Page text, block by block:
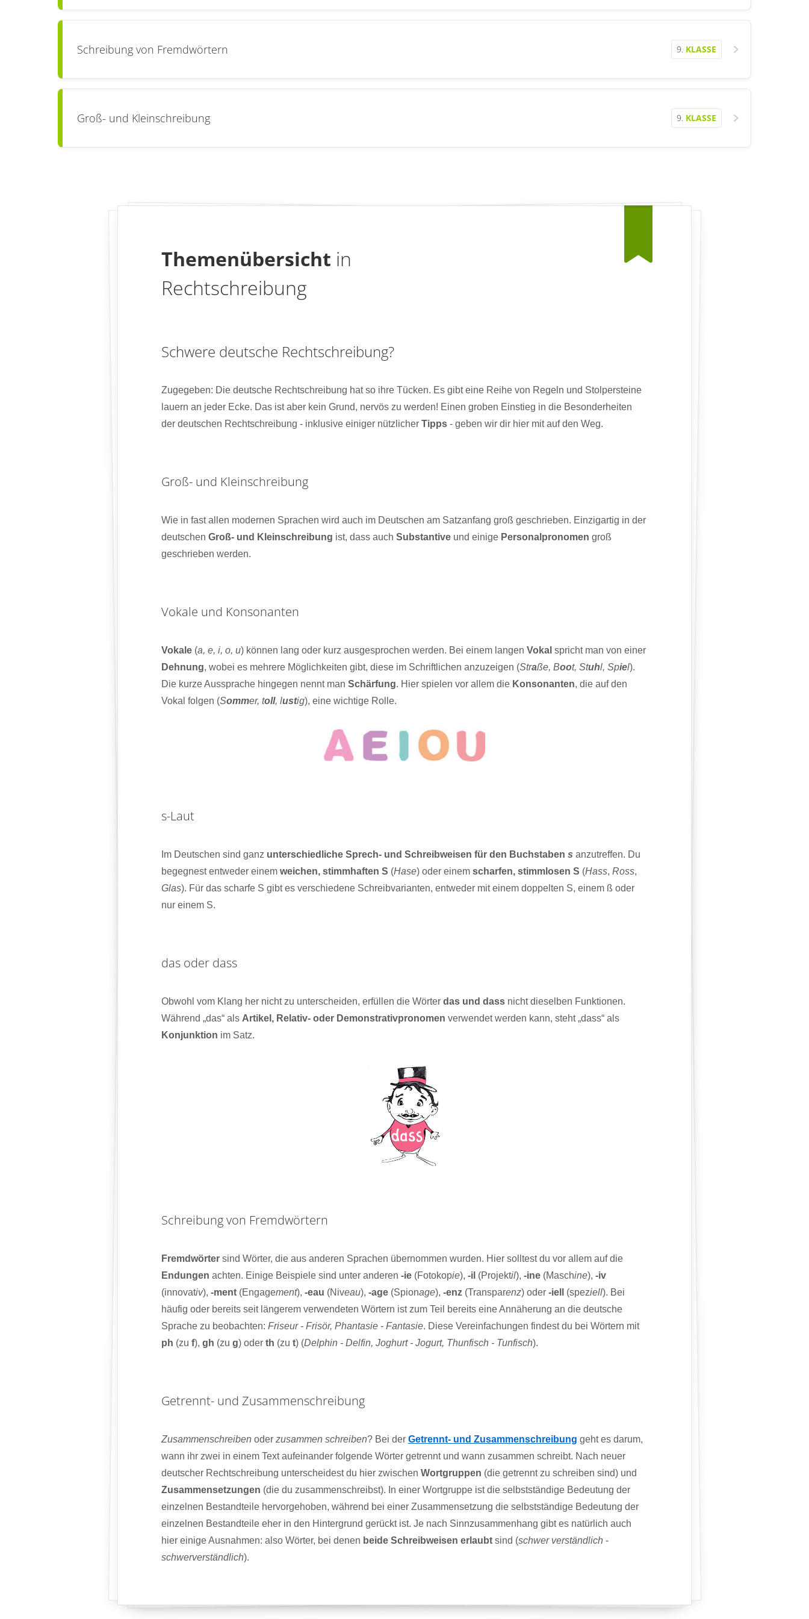
Schreibung von Fremdwörtern 9. KLASSE
Groß- und Kleinschreibung 9. KLASSE
Themenübersicht in
Rechtschreibung
Schwere deutsche Rechtschreibung?
Zugegeben: Die deutsche Rechtschreibung hat so ihre Tücken. Es gibt eine Reihe von Regeln und Stolpersteine
lauern an jeder Ecke. Das ist aber kein Grund, nervös zu werden! Einen groben Einstieg in die Besonderheiten
der deutschen Rechtschreibung - inklusive einiger nützlicher Tipps- geben wir dir hier mit auf den Weg.
Groß- und Kleinschreibung
Wie in fast allen modernen Sprachen wird auch im Deutschen am Satzanfang groß geschrieben. Einzigartig in der
deutschen Groß- und Kleinschreibung ist, dass auch Substantiveund einige Personalpronomen groß
geschrieben werden.
Vokale und Konsonanten
Vokale(a, e, i, o, u) können lang oder kurz ausgesprochen werden. Bei einem langen Vokal spricht man von einer
Dehnung, wobei es mehrere Möglichkeiten gibt, diese im Schriftlichen anzuzeigen (Straße, Boot, Stuhl, Spiel).
Die kurze Aussprache hingegen nennt man Schärfung. Hier spielen vor allem die Konsonanten, die auf den
Vokal folgen (Sommer, toll, lustig), eine wichtige Rolle.
s-Laut
Im Deutschen sind ganz unterschiedliche Sprech- und Schreibweisen für den Buchstaben s anzutreffen. Du
begegnest entweder einem weichen, stimmhaften S (Hase) oder einem scharfen, stimmlosen S (Hass, Ross,
Glas). Für das scharfe S gibt es verschiedene Schreibvarianten, entweder mit einem doppelten S, einem ß oder
nur einem S.
das oder dass
Obwohl vom Klang her nicht zu unterscheiden, erfüllen die Wörter das und dassnicht dieselben Funktionen.
Während „das“ als Artikel, Relativ- oder Demonstrativpronomen verwendet werden kann, steht „dass“ als
Konjunktion im Satz.
Schreibung von Fremdwörtern
Fremdwörtersind Wörter, die aus anderen Sprachen übernommen wurden. Hier solltest du vor allem auf die
Endungen achten. Einige Beispiele sind unter anderen -ie(Fotokopie), -il (Projektil), -ine(Maschine), -iv
(innovativ), -ment(Engagement), -eau (Niveau), -age(Spionage), -enz(Transparenz) oder -iell (speziell). Bei
häufig oder bereits seit längerem verwendeten Wörtern ist zum Teil bereits eine Annäherung an die deutsche
Sprache zu beobachten: Friseur - Frisör, Phantasie - Fantasie. Diese Vereinfachungen findest du bei Wörtern mit
ph (zu f), gh (zu g) oder th (zu t) (Delphin - Delfin, Joghurt - Jogurt, Thunfisch - Tunfisch).
Getrennt- und Zusammenschreibung
Zusammenschreibenoder zusammen schreiben? Bei der Getrennt- und Zusammenschreibung geht es darum,
wann ihr zwei in einem Text aufeinander folgende Wörter getrennt und wann zusammen schreibt. Nach neuer
deutscher Rechtschreibung unterscheidest du hier zwischen Wortgruppen (die getrennt zu schreiben sind) und
Zusammensetzungen (die du zusammenschreibst). In einer Wortgruppe ist die selbstständige Bedeutung der
einzelnen Bestandteile hervorgehoben, während bei einer Zusammensetzung die selbstständige Bedeutung der
einzelnen Bestandteile eher in den Hintergrund gerückt ist. Je nach Sinnzusammenhang gibt es natürlich auch
hier einige Ausnahmen: also Wörter, bei denen beide Schreibweisen erlaubtsind (schwer verständlich-
schwerverständlich).